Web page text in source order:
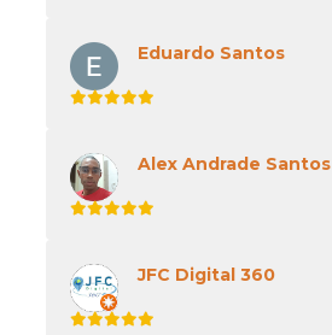
Eduardo Santos
Alex Andrade Santos
JFC Digital 360